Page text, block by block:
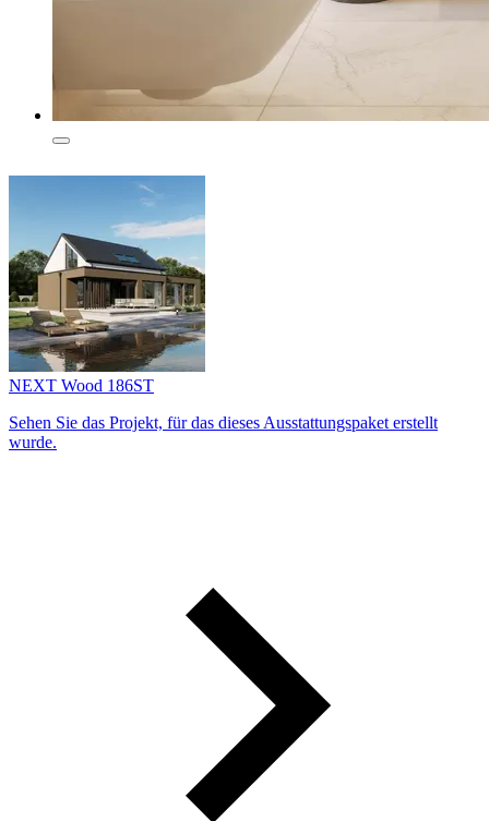
NEXT Wood 186ST
Sehen Sie das Projekt, für das dieses Ausstattungs­paket erstellt
wurde.